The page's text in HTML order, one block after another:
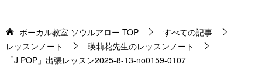
ボーカル教室 ソウルアロー TOP
すべての記事
レッスンノート
瑛莉花先生のレッスンノート
「J POP」出張レッスン2025-8-13-no0159-0107